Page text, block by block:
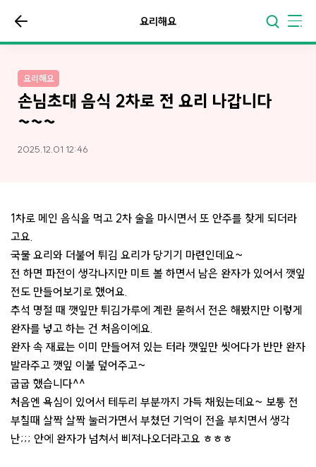
요리해요
요리해요
손님초대 음식 2차로 전 요리 나갑니다
~~~
2025.12.01 12:46
1차로 메인 음식을 먹고 2차 술을 마시면서 또 안주를 찾게 되더라
고요.
국물 요리와 더불어 튀김 요리가 당기기 마련인데요~
전 하면 파전이 생각나지만 미트 볼 하면서 남은 완자가 있어서 깻잎
전도 만들어보기로 했어요.
추석 명절 때 깻잎만 튀김가루에 계란 묻혀서 전은 해봤지만 이렇게
완자를 넣고 하는 건 처음이에요.
완자 속 재료는 이미 만들어져 있는 터라 깻잎만 씻어다가 반만 완자
발라주고 깻잎 이불 덮어주고~
굽굽 했습니다^^
처음엔 욕심이 있어서 테두리 부분까지 가득 채웠는데요~ 보통 전
부칠때 살짝 살짝 눌러가면서 부쳤던 기억이 전을 부치면서 생각
난;;; 안에 완자가 넘쳐서 삐져나오더라고요 ㅎㅎㅎ